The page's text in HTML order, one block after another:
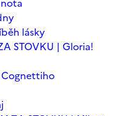
lásky
STOVKU | Gloria!
Cognettiho